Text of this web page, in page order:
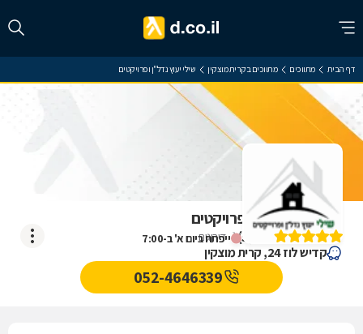
דף הבית מתווכים מתווכים בקרית מוצקין שילי יעוץ נדל"ן ופרויקטים
ייפתח ביום א' ב-7:00
שילי יעוץ נדל"ן ופרויקטים
5
)
1דירוגים
קדיש לוז 24, קרית מוצקין
052-4646339